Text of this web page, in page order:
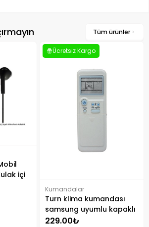
Tüm ürünler
içi
Siyah
Ücretsiz Kargo
Kumandalar
Turn klima kumandası
samsung uyumlu kapaklı
229.00₺